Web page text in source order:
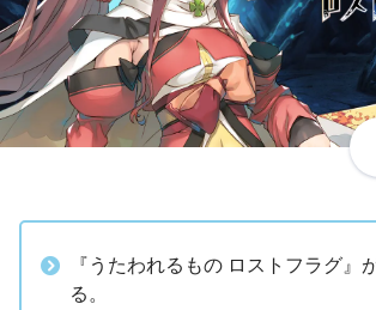
『うたわれるもの ロストフラグ』
る。